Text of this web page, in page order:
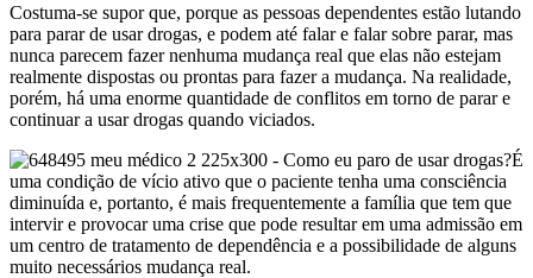
Costuma-se supor que, porque as pessoas dependentes estão lutando
para parar de usar drogas, e podem até falar e falar sobre parar, mas
nunca parecem fazer nenhuma mudança real que elas não estejam
realmente dispostas ou prontas para fazer a mudança. Na realidade,
porém, há uma enorme quantidade de conflitos em torno de parar e
continuar a usar drogas quando viciados.
É
uma condição de vício ativo que o paciente tenha uma consciência
diminuída e, portanto, é mais frequentemente a família que tem que
intervir e provocar uma crise que pode resultar em uma admissão em
um centro de tratamento de dependência e a possibilidade de alguns
muito necessários mudança real.